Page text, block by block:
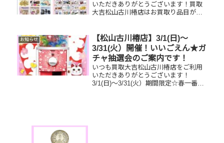
いただきありがとうございます！買取
大吉松山古川椿店はお買取り品目が豊
断られたものや、片手でお持ちいただ
けるものならお買取りできるお品が...
お知らせ
【松山古川椿店】3/1(日)～
3/31(火）開催！いいごえん★ガ
チャ抽選会のご案内です！
いつも買取大吉松山古川椿店をご利用
いただきありがとうございます！
3/1(日)～3/31(火）期間限定☆春一番・